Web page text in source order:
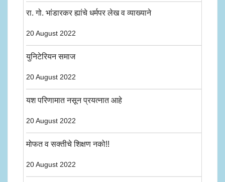
रा. गो. भांडारकर ह्यांचे धर्मपर लेख व व्याख्याने
20 August 2022
युनिटेरियन समाज
20 August 2022
यश परिणामात नसून प्रयत्नात आहे
20 August 2022
मोफत व सक्तीचे शिक्षण नको!!
20 August 2022